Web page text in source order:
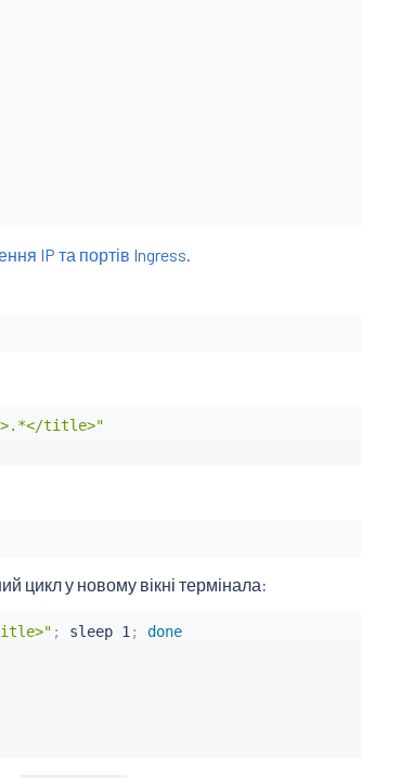
IP та портів Ingress
title>"
цикл у новому вікні термінала:
; sleep 1 ;
done